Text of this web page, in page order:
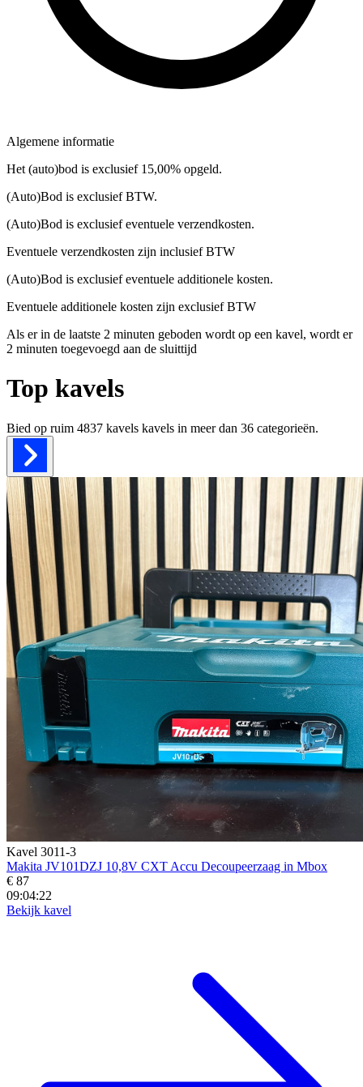
Algemene informatie
Het (auto)bod is exclusief 15,00% opgeld.
(Auto)Bod is exclusief BTW.
(Auto)Bod is exclusief eventuele verzendkosten.
Eventuele verzendkosten zijn inclusief BTW
(Auto)Bod is exclusief eventuele additionele kosten.
Eventuele additionele kosten zijn exclusief BTW
Als er in de laatste 2 minuten geboden wordt op een kavel, wordt er
2 minuten toegevoegd aan de sluittijd
Top kavels
Bied op ruim 4837 kavels kavels in meer dan 36 categorieën.
Kavel 3011-3
Makita JV101DZJ 10,8V CXT Accu Decoupeerzaag in Mbox
€ 87
09:04:20
Bekijk kavel